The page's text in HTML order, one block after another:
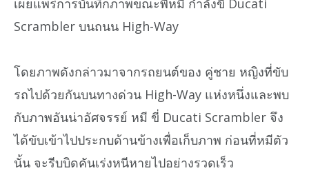
Scrambler บนถนน High-Way
โดยภาพดังกล่าวมาจากรถยนต์ของ คู่ชาย หญิงที่ขับ
รถไปด้วยกันบนทางด่วน High-Way แห่งหนึ่งและพบ
กับภาพอันน่าอัศจรรย์ หมี ขี่ Ducati Scrambler จึง
ได้ขับเข้าไปประกบด้านข้างเพื่อเก็บภาพ ก่อนที่หมีตัว
นั้น จะรีบบิดคันเร่งหนีหายไปอย่างรวดเร็ว